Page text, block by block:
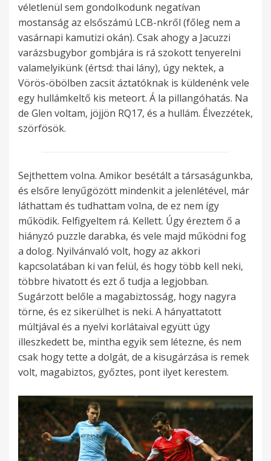
véletlenül sem gondolkodunk negatívan
mostanság az elsőszámú LCB-nkről (főleg nem a
vasárnapi kamutizi okán). Csak ahogy a Jacuzzi
varázsbugybor gombjára is rá szokott tenyerelni
valamelyikünk (értsd: thai lány), úgy nektek, a
Vörös-öbölben zacsit áztatóknak is küldenénk vele
egy hullámkeltő kis meteort. Á la pillangóhatás. Na
de Glen voltam, jöjjön RQ17, és a hullám. Élvezzétek,
szörfösök.
Sejthettem volna. Amikor besétált a társaságunkba,
és elsőre lenyűgözött mindenkit a jelenlétével, már
láthattam és tudhattam volna, de ez nem így
működik. Felfigyeltem rá. Kellett. Úgy éreztem ő a
hiányzó puzzle darabka, és vele majd működni fog
a dolog. Nyilvánvaló volt, hogy az akkori
kapcsolatában ki van felül, és hogy több kell neki,
többre hivatott és ezt ő tudja a legjobban.
Sugárzott belőle a magabiztosság, hogy nagyra
törne, és ez sikerülhet is neki. A hányattatott
múltjával és a nyelvi korlátaival együtt úgy
illeszkedett be, mintha egyik sem létezne, és nem
csak hogy tette a dolgát, de a kisugárzása is remek
volt, magabiztos, győztes, pont ilyet kerestem.